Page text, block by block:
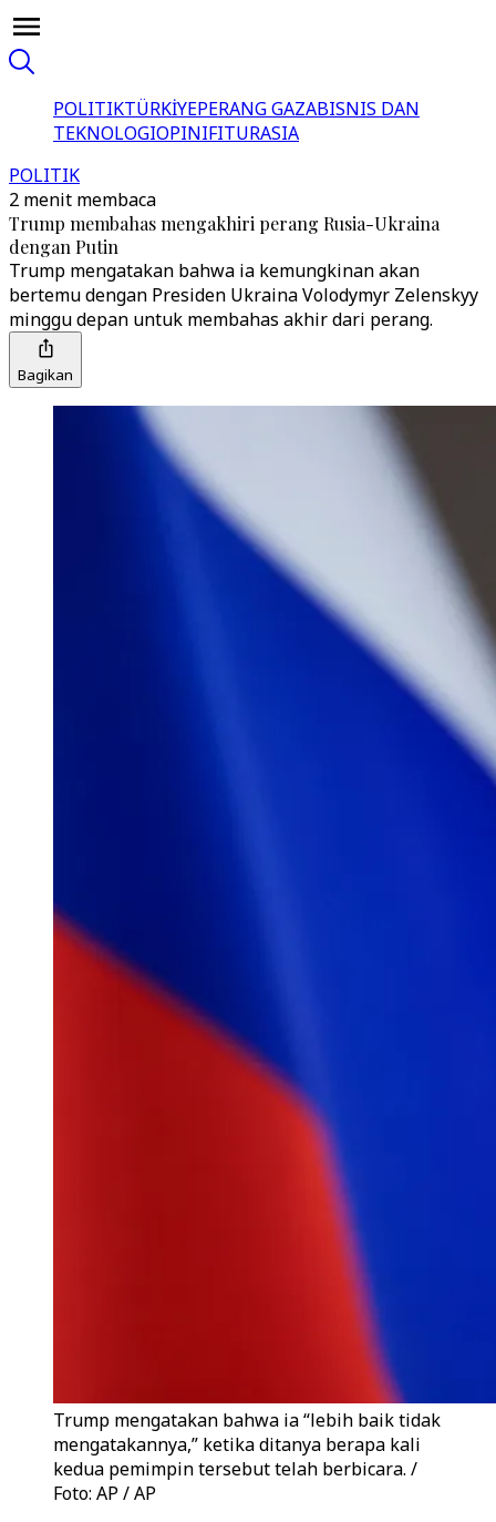
POLITIKTÜRKİYEPERANG GAZABISNIS DAN
TEKNOLOGIOPINIFITURASIA
POLITIK
2 menit membaca
Trump membahas mengakhiri perang Rusia-Ukraina
dengan Putin
Trump mengatakan bahwa ia kemungkinan akan
bertemu dengan Presiden Ukraina Volodymyr Zelenskyy
minggu depan untuk membahas akhir dari perang.
Bagikan
Trump mengatakan bahwa ia “lebih baik tidak
mengatakannya,” ketika ditanya berapa kali
kedua pemimpin tersebut telah berbicara. /
Foto: AP / AP